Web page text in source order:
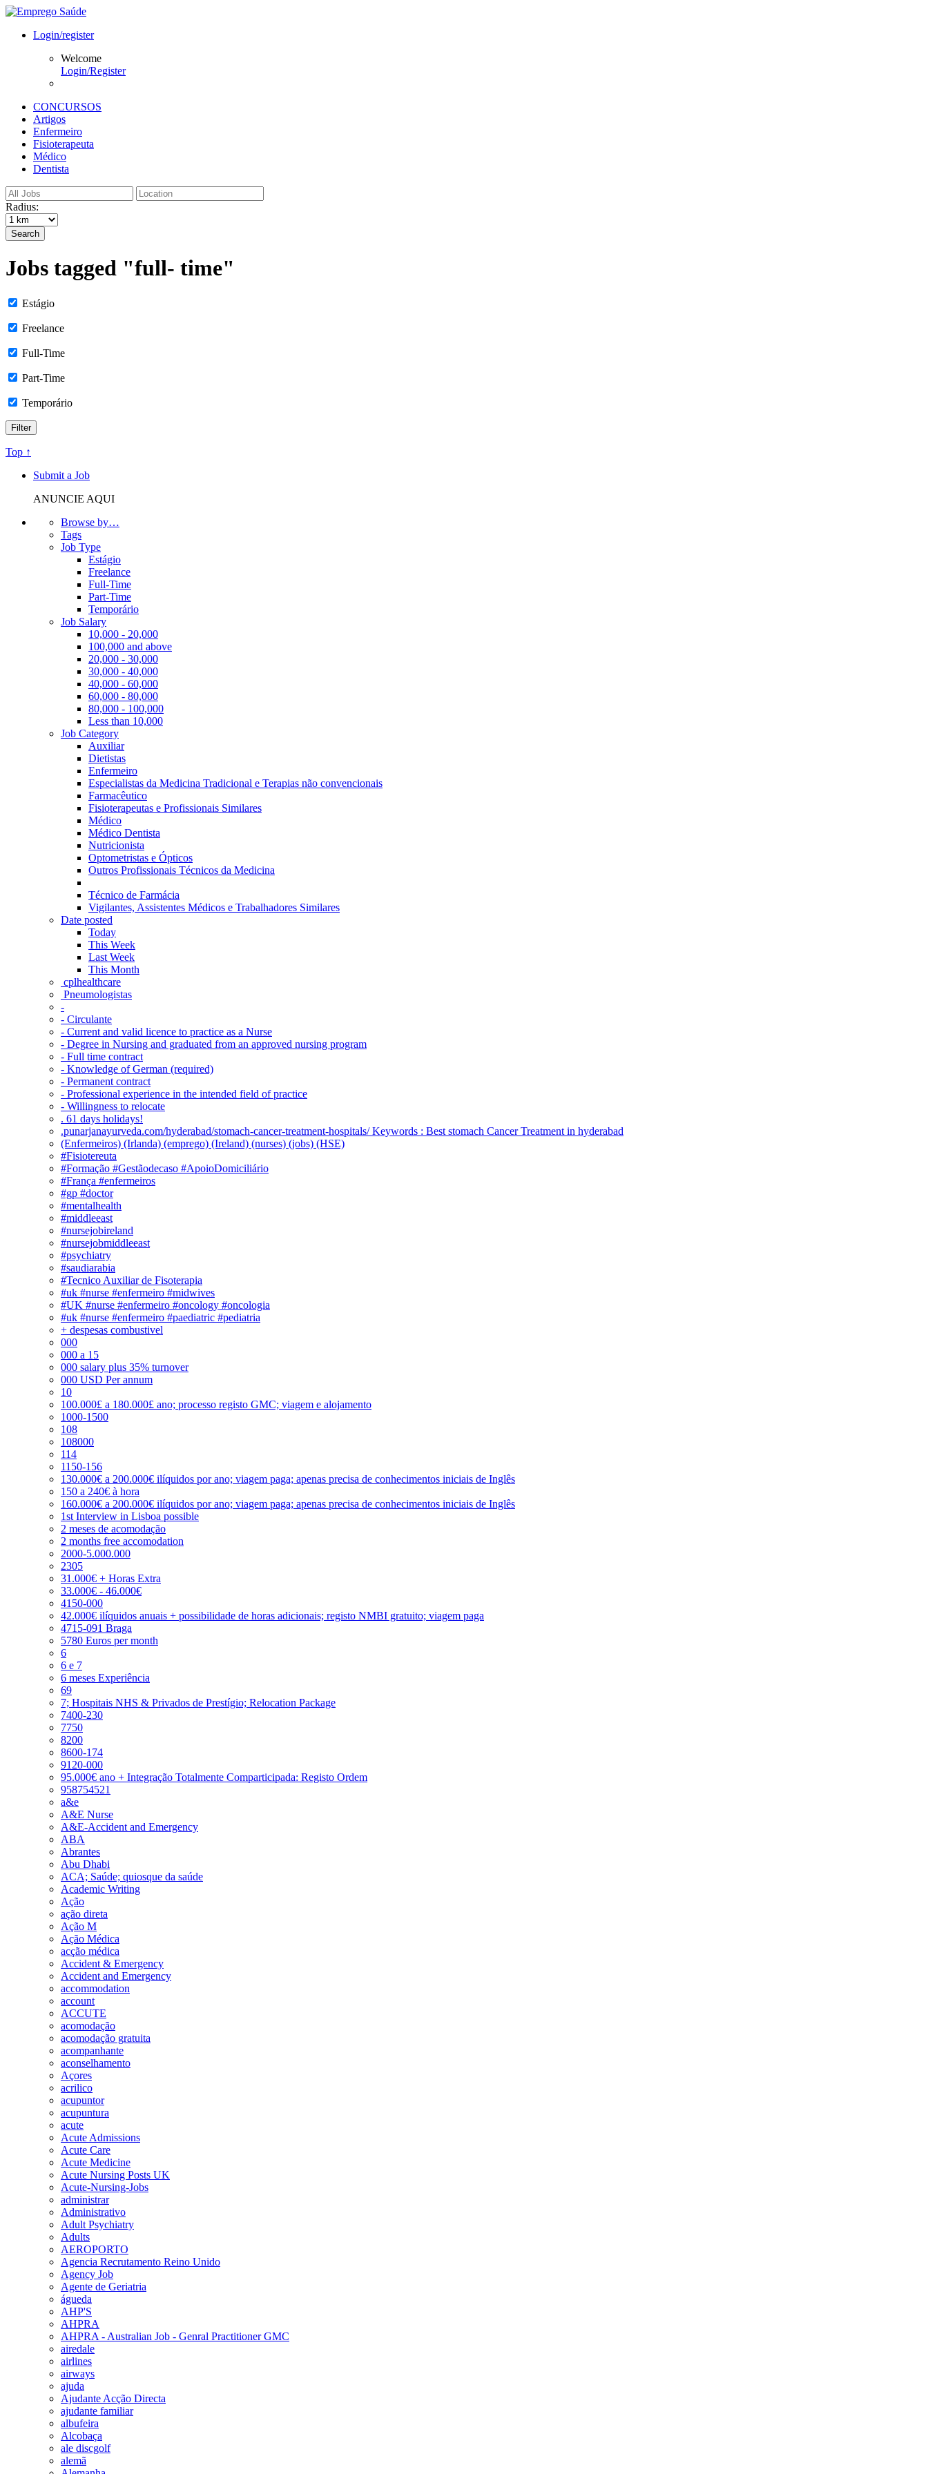
Login/register
Welcome
Login/Register
CONCURSOS
Artigos
Enfermeiro
Fisioterapeuta
Médico
Dentista
Radius:
Search
Jobs tagged "full- time"
Estágio
Freelance
Full-Time
Part-Time
Temporário
Top ↑
Submit a Job
ANUNCIE AQUI
Browse by…
Tags
Job Type
Estágio
Freelance
Full-Time
Part-Time
Temporário
Job Salary
10,000 - 20,000
100,000 and above
20,000 - 30,000
30,000 - 40,000
40,000 - 60,000
60,000 - 80,000
80,000 - 100,000
Less than 10,000
Job Category
Auxiliar
Dietistas
Enfermeiro
Especialistas da Medicina Tradicional e Terapias não convencionais
Farmacêutico
Fisioterapeutas e Profissionais Similares
Médico
Médico Dentista
Nutricionista
Optometristas e Ópticos
Outros Profissionais Técnicos da Medicina
Técnico de Farmácia
Vigilantes, Assistentes Médicos e Trabalhadores Similares
Date posted
Today
This Week
Last Week
This Month
‎ cplhealthcare‬
Pneumologistas
-
- Circulante
- Current and valid licence to practice as a Nurse
- Degree in Nursing and graduated from an approved nursing program
- Full time contract
- Knowledge of German (required)
- Permanent contract
- Professional experience in the intended field of practice
- Willingness to relocate
. 61 days holidays!
.punarjanayurveda.com/hyderabad/stomach-cancer-treatment-hospitals/ Keywords : Best stomach Cancer Treatment in hyderabad
(Enfermeiros) (Irlanda) (emprego) (Ireland) (nurses) (jobs) (HSE)
#Fisiotereuta
#Formação #Gestãodecaso #ApoioDomiciliário
#França #enfermeiros
#gp #doctor
#mentalhealth
#middleeast
#nursejobireland
#nursejobmiddleeast
#psychiatry
#saudiarabia
#Tecnico Auxiliar de Fisoterapia
#uk #nurse #enfermeiro #midwives
#UK #nurse #enfermeiro #oncology #oncologia
#uk #nurse #enfermeiro #paediatric #pediatria
+ despesas combustivel
000
000 a 15
000 salary plus 35% turnover
000 USD Per annum
10
100.000£ a 180.000£ ano; processo registo GMC; viagem e alojamento
1000-1500
108
108000
114
1150-156
130.000€ a 200.000€ ilíquidos por ano; viagem paga; apenas precisa de conhecimentos iniciais de Inglês
150 a 240€ à hora
160.000€ a 200.000€ ilíquidos por ano; viagem paga; apenas precisa de conhecimentos iniciais de Inglês
1st Interview in Lisboa possible
2 meses de acomodação
2 months free accomodation
2000-5.000.000
2305
31.000€ + Horas Extra
33.000€ - 46.000€
4150-000
42.000€ ilíquidos anuais + possibilidade de horas adicionais; registo NMBI gratuito; viagem paga
4715-091 Braga
5780 Euros per month
6
6 e 7
6 meses Experiência
69
7; Hospitais NHS & Privados de Prestígio; Relocation Package
7400-230
7750
8200
8600-174
9120-000
95.000€ ano + Integração Totalmente Comparticipada: Registo Ordem
958754521
a&e
A&E Nurse
A&E-Accident and Emergency
ABA
Abrantes
Abu Dhabi
ACA; Saúde; quiosque da saúde
Academic Writing
Ação
ação direta
Ação M
Ação Médica
acção médica
Accident & Emergency
Accident and Emergency
accommodation
account
ACCUTE
acomodação
acomodação gratuita
acompanhante
aconselhamento
Açores
acrilico
acupuntor
acupuntura
acute
Acute Admissions
Acute Care
Acute Medicine
Acute Nursing Posts UK
Acute-Nursing-Jobs
administrar
Administrativo
Adult Psychiatry
Adults
AEROPORTO
Agencia Recrutamento Reino Unido
Agency Job
Agente de Geriatria
águeda
AHP'S
AHPRA
AHPRA - Australian Job - Genral Practitioner GMC
airedale
airlines
airways
ajuda
Ajudante Acção Directa
ajudante familiar
albufeira
Alcobaça
ale discgolf
alemã